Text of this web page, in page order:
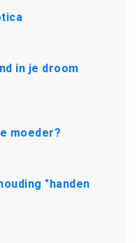
in je droom
moeder?
"handen